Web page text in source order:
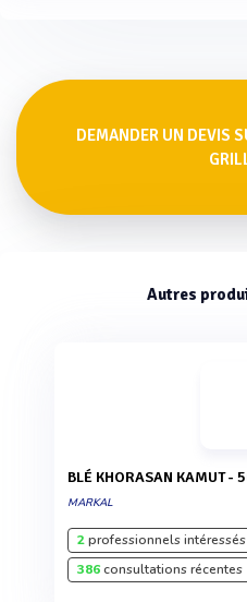
DEMANDER UN DEVIS
Autres
BLÉ KHORASAN KAMUT -
MARKAL
2professionnels intéressés
386consultations récentes